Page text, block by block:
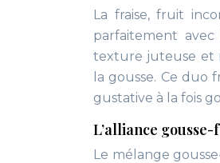
La fraise, fruit
parfaitement
texture juteuse et
la gousse. Ce
gustative à la fois
L’alliance
Le mélange